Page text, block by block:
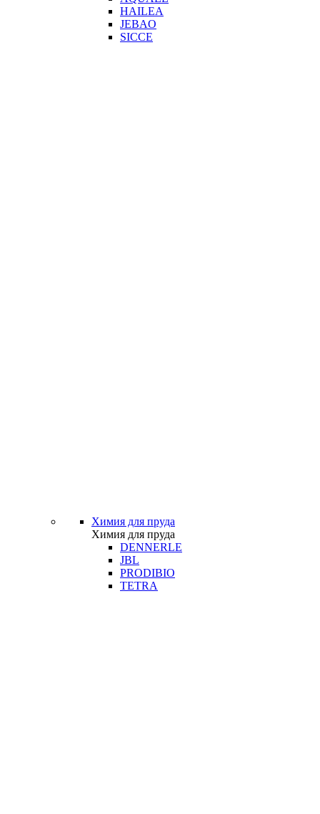
HAILEA
JEBAO
SICCE
Химия для пруда
Химия для пруда
DENNERLE
JBL
PRODIBIO
TETRA